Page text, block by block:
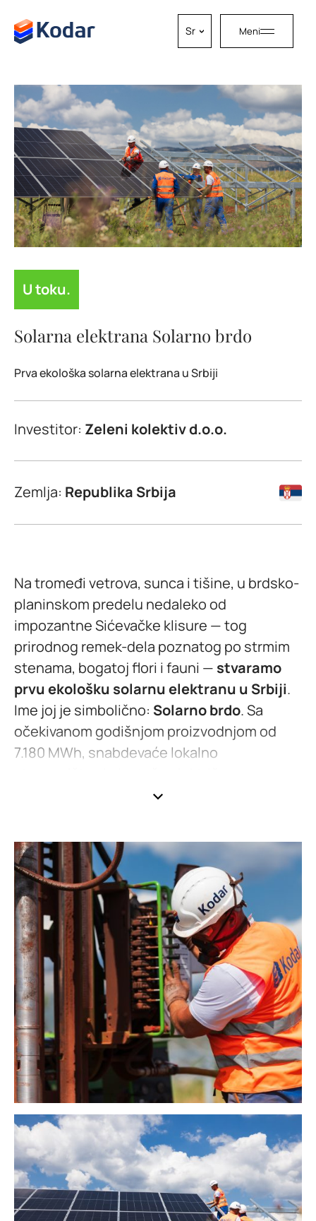
Sr Meni
U toku.
Solarna elektrana Solarno brdo
Prva ekološka solarna elektrana u Srbiji
Investitor: Zeleni kolektiv d.o.o.
Zemlja: Republika Srbija
Na tromeđi vetrova, sunca i tišine, u brdsko-
planinskom predelu nedaleko od
impozantne Sićevačke klisure — tog
prirodnog remek-dela poznatog po strmim
stenama, bogatoj flori i fauni — stvaramo
prvu ekološku solarnu elektranu u Srbiji.
Ime joj je simbolično: Solarno brdo. Sa
očekivanom godišnjom proizvodnjom od
7.180 MWh, snabdevaće lokalno
energijom iz obnovljivih izvora.
Solarno brdo za nas nije samo energetski
objekat. To je prostor u kojem će solarni
paneli i biljke funkcionisati u savršenoj
simbiozi — princip poznat kaoagrivoltaika,
koji postaje sve prisutniji u regionu i širom
Evrope. Naša elektrana prva je takvog tipa
u Srbiji, čime postavljamo temelje za novu
praksu u domaćoj energetici: povezivanje
obnovljivih izvora i regenerativne
poljoprivrede.
Paneli štite zemljište od
isušivanja i stvaraju mikroklimu pogodnu za
rast bilja koje voli delimičan hlad. Ispod i
pored njih razvija se plantaža lekovitog i
aromatičnog bilja — lavande, perunika i ruža
— vrsta koje su poznate po otpornosti i
ekološkoj vrednosti. Biljke ne samo da
oplemenjuju prostor, već i imaju ključnu